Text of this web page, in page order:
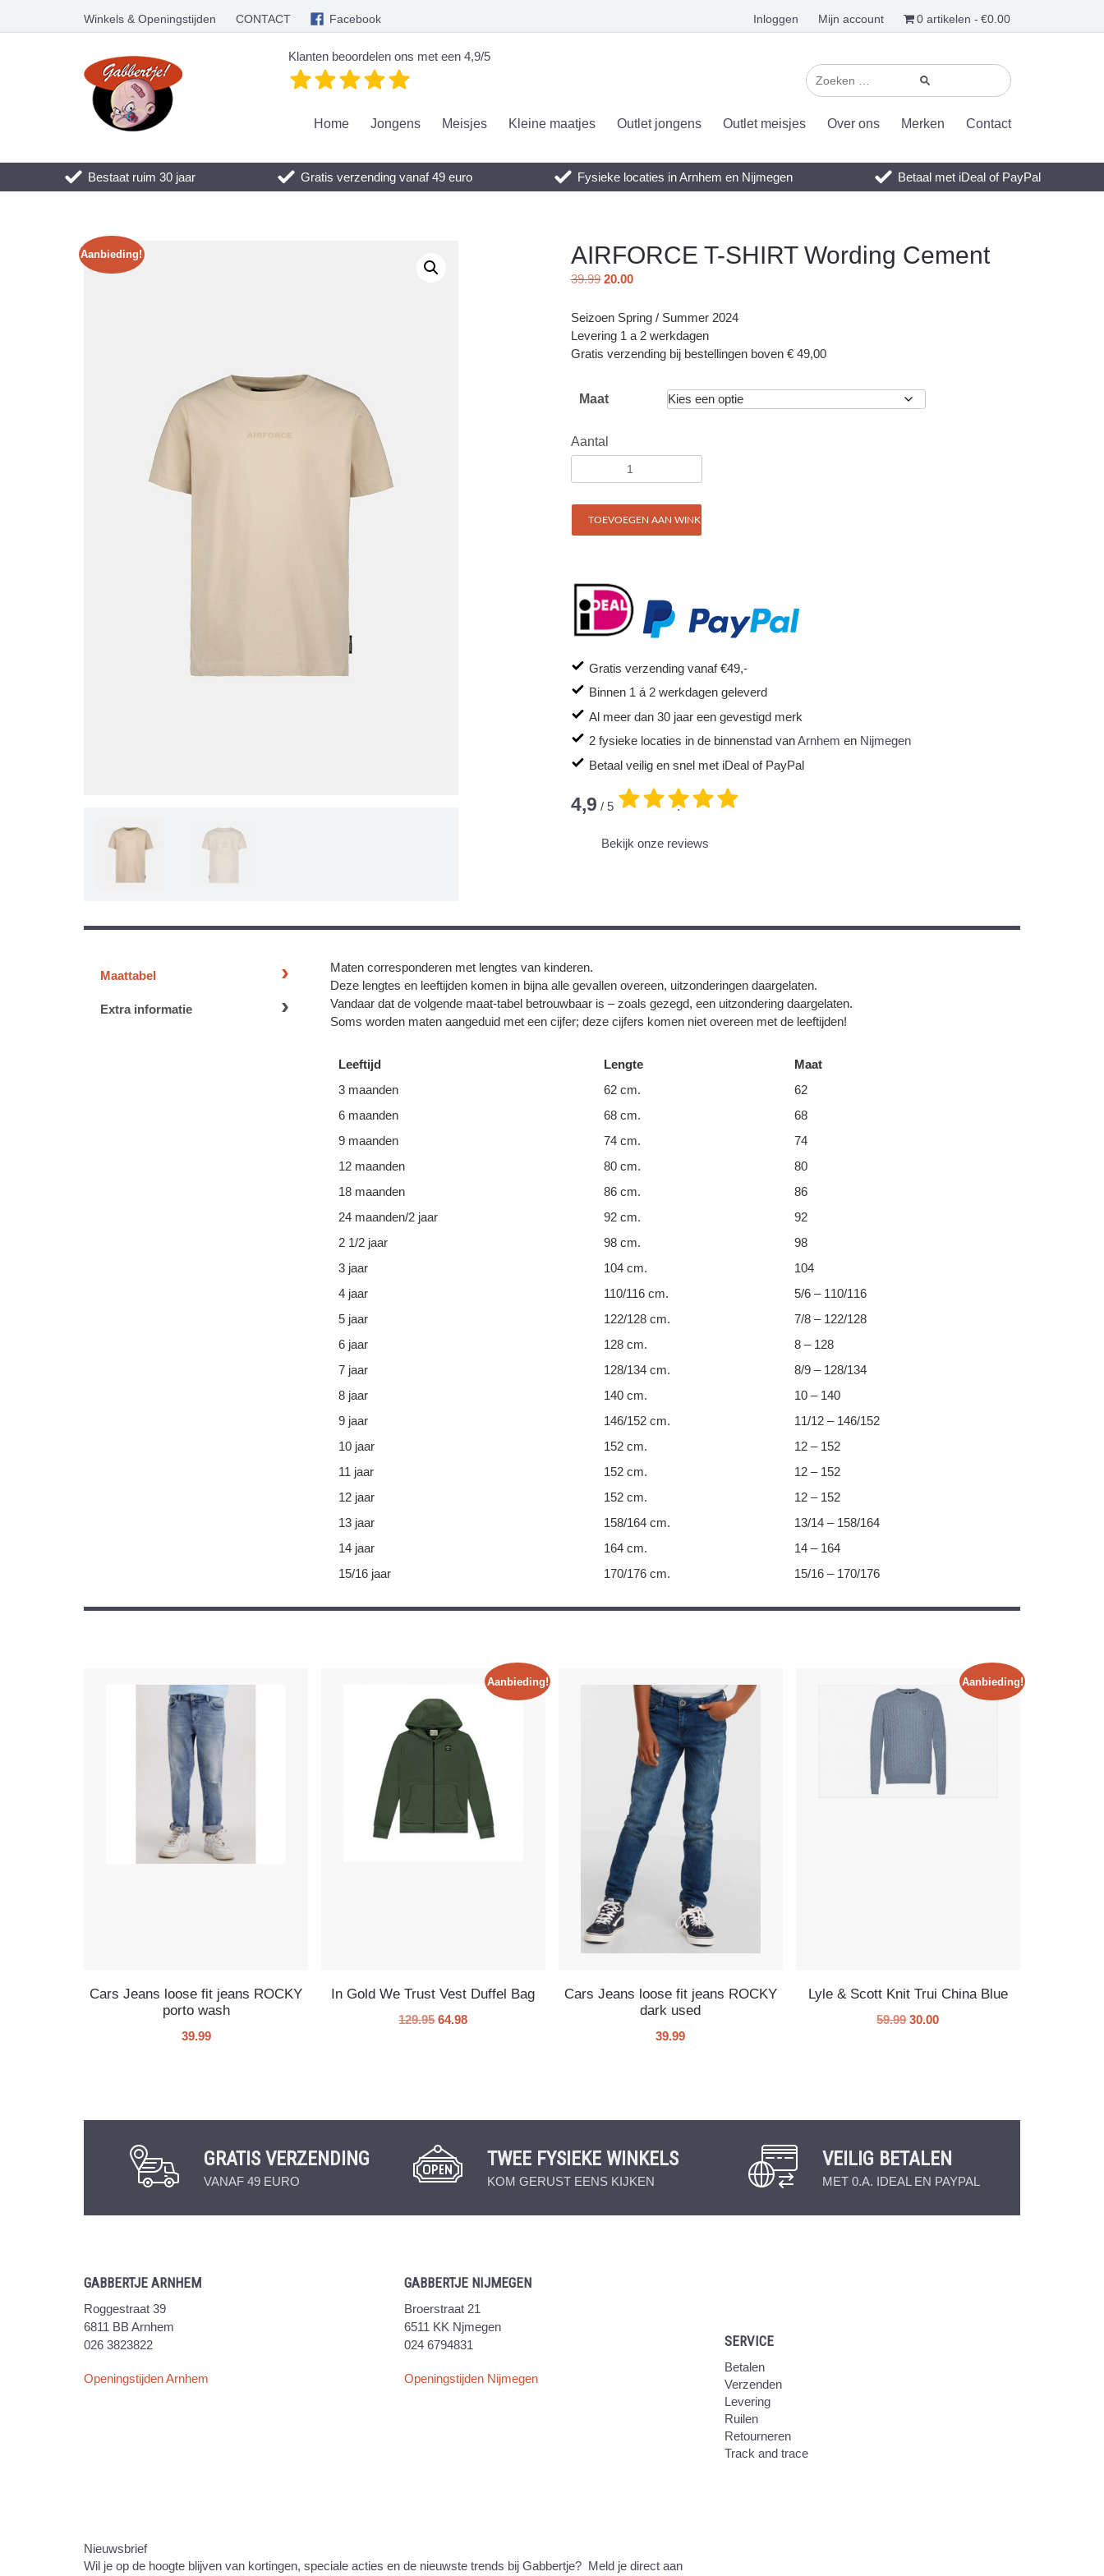
Winkels & Openingstijden CONTACT Facebook Inloggen Mijn account 0 artikelen €0.00
Klanten beoordelen ons met een 4,9/5
Home Jongens Meisjes Kleine maatjes Outlet jongens Outlet meisjes Over ons Merken Contact
Bestaat ruim 30 jaar Gratis verzending vanaf 49 euro Fysieke locaties in Arnhem en Nijmegen Betaal met iDeal of PayPal
Aanbieding! AIRFORCE T-SHIRT Wording Cement
39.99 20.00
Seizoen Spring / Summer 2024
Levering 1 a 2 werkdagen
Gratis verzending bij bestellingen boven € 49,00
Maat
Aantal
TOEVOEGEN AAN WINKELWAGEN
Gratis verzending vanaf €49,-
Binnen 1 á 2 werkdagen geleverd
Al meer dan 30 jaar een gevestigd merk
2 fysieke locaties in de binnenstad vanArnhem en Nijmegen
Betaal veilig en snel met iDeal of PayPal
4,9 / 5 .
Bekijk onze reviews
Maattabel
Extra informatie
Maten corresponderen met lengtes van kinderen.
Deze lengtes en leeftijden komen in bijna alle gevallen overeen, uitzonderingen daargelaten.
Vandaar dat de volgende maat-tabel betrouwbaar is – zoals gezegd, een uitzondering daargelaten.
Soms worden maten aangeduid met een cijfer; deze cijfers komen niet overeen met de leeftijden!
Leeftijd Lengte
Maat
3 maanden
62 cm.
62
6 maanden
68 cm.
68
9 maanden
74 cm.
74
12 maanden
80 cm.
80
18 maanden
86 cm.
86
24 maanden/2 jaar
92 cm.
92
2 1/2 jaar
98 cm.
98
3 jaar
104 cm.
104
4 jaar
110/116 cm.
5/6 – 110/116
5 jaar
122/128 cm.
7/8 – 122/128
6 jaar
128 cm.
8 – 128
7 jaar
128/134 cm.
8/9 – 128/134
8 jaar
140 cm.
10 – 140
9 jaar
146/152 cm.
11/12 – 146/152
10 jaar
152 cm.
12 – 152
11 jaar
152 cm.
12 – 152
12 jaar
152 cm.
12 – 152
13 jaar
158/164 cm.
13/14 – 158/164
14 jaar
164 cm.
14 – 164
15/16 jaar
170/176 cm. 15/16 – 170/176
Cars Jeans loose fit jeans ROCKY
porto wash
39.99
Aanbieding!
In Gold We Trust Vest Duffel Bag
129.95 64.98
Cars Jeans loose fit jeans ROCKY
dark used
39.99
Aanbieding!
Lyle & Scott Knit Trui China Blue
59.99 30.00
GRATIS VERZENDING
VANAF 49 EURO
TWEE FYSIEKE WINKELS
KOM GERUST EENS KIJKEN
VEILIG BETALEN
MET 0.A. IDEAL EN PAYPAL
GABBERTJE ARNHEM
Roggestraat 39
6811 BB Arnhem
026 3823822
Openingstijden Arnhem
GABBERTJE NIJMEGEN
Broerstraat 21
6511 KK Njmegen
024 6794831
Openingstijden Nijmegen
SERVICE
Betalen
Verzenden
Levering
Ruilen
Retourneren
Track and trace
Nieuwsbrief
Wil je op de hoogte blijven van kortingen, speciale acties en de nieuwste trends bij Gabbertje? Meld je direct aan